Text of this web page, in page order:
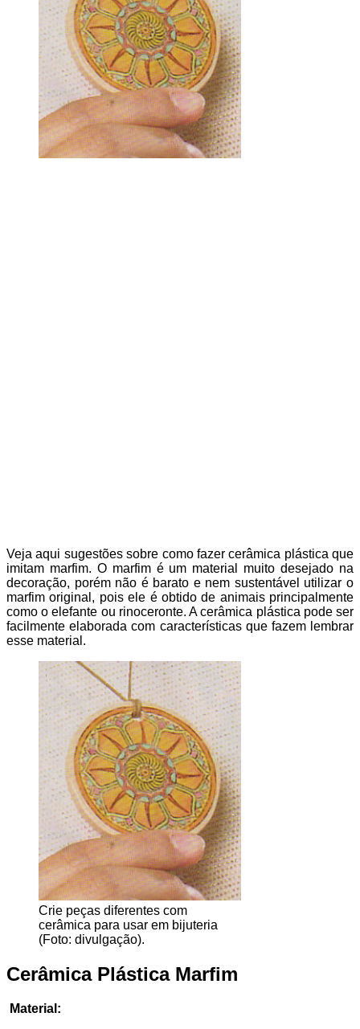
Veja aqui sugestões sobre como fazer cerâmica plástica que
imitam marfim. O marfim é um material muito desejado na
decoração, porém não é barato e nem sustentável utilizar o
marfim original, pois ele é obtido de animais principalmente
como o elefante ou rinoceronte. A cerâmica plástica pode ser
facilmente elaborada com características que fazem lembrar
esse material.
Crie peças diferentes com
cerâmica para usar em bijuteria
(Foto: divulgação).
Cerâmica Plástica Marfim
Material: